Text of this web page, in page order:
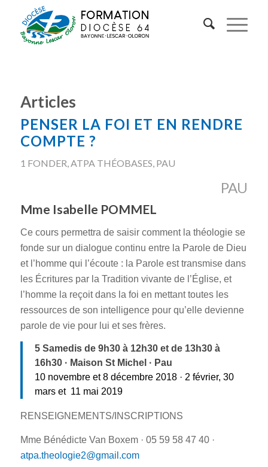
Articles
PENSER LA FOI ET EN RENDRE
COMPTE ?
1 FONDER,ATPA THÉOBASES, PAU
PAU
Mme Isabelle POMMEL
Ce cours permettra de saisir comment la théologie se
fonde sur un dialogue continu entre la Parole de Dieu
et l’homme qui l’écoute : la Parole est transmise dans
les Écritures par la Tradition vivante de l’Église, et
l’homme la reçoit dans la foi en mettant toutes les
ressources de son intelligence pour qu’elle devienne
parole de vie pour lui et ses frères.
5 Samedis de 9h30 à 12h30 et de 13h30 à
16h30 · Maison St Michel · Pau
10 novembre et 8 décembre 2018 · 2 février, 30
mars et 11 mai 2019
RENSEIGNEMENTS/INSCRIPTIONS
Mme Bénédicte Van Boxem · 05 59 58 47 40 ·
atpa.theologie2@gmail.com